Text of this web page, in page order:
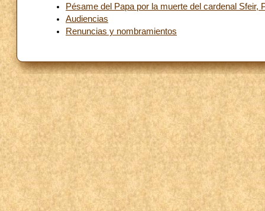
Pésame del Papa por la muerte del cardenal
Audiencias
Renuncias y nombramientos